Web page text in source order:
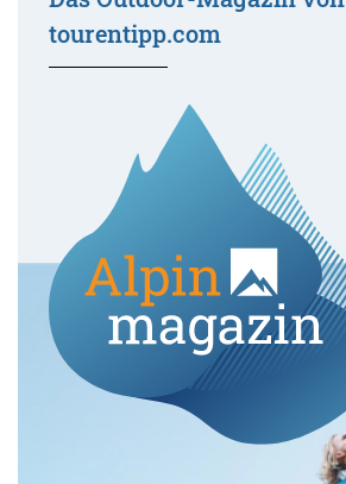
tourentipp.com